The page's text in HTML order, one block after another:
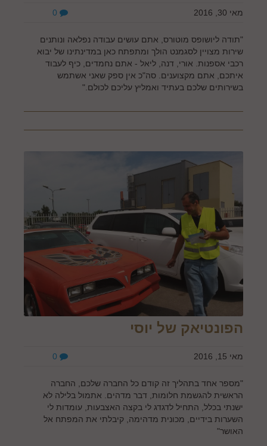
מאי 30, 2016
"תודה ליושופס מוטורס, אתם עושים עבודה נפלאה ונותנים
שירות מצויין לסגמנט הולך ומתפתח כאן במדינתינו של יבוא
רכבי אספנות. אורי, דנה, ליאל - אתם נחמדים, כיף לעבוד
איתכם, אתם מקצוענים. סה"כ אין ספק שאני אשתמש
בשירותים שלכם בעתיד ואמליץ עליכם לכולם."
הפונטיאק של יוסי
מאי 15, 2016
"מספר אחד בתהליך זה קודם כל החברה שלכם, החברה
הראשית להגשמת חלומות, דבר מדהים. אתמול בלילה לא
ישנתי בכלל, התחיל לדגדג לי בקצה האצבעות, עומדות לי
השערות בידיים, מכונית מדהימה, קיבלתי את המפתח אל
האושר"